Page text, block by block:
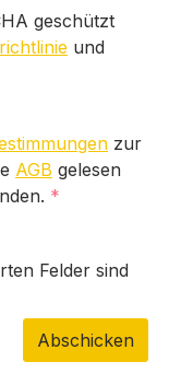
geschützt
und
zur
AGB gelesen
*
Felder sind
Abschicken